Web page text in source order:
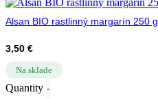
Alsan BIO rastlinný margarín 250 g
3,50 €
Na sklade
Quantity -